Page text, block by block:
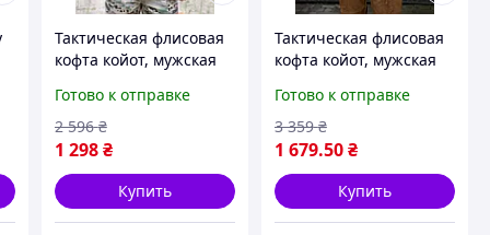
Тактическая флисовая
кофта койот, мужская
теплая армейская
флиска койот 60 frocgs
Готово к отправке
1 298 ₴
2 596 ₴
Купить
Тактическая флисовая
кофта койот, мужская
армейская флиска
койот asovfji
Готово к отправке
1 679.50₴
3 359 ₴
Купить